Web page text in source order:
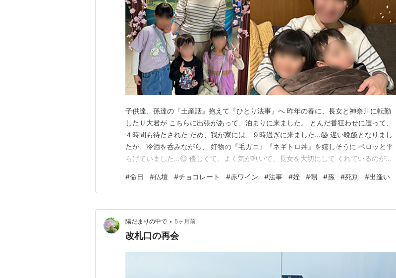
子供達、孫達の『土産話』抱えて『ひとり法事』へ 昨年の春に、長女と神奈川に転勤
したＵ大君が こちらに出張があって、泊まりに来ました。 とんだ番狂わせに遭って、
４時間も待たされた ため、我が家には、９時過ぎに来ました…😱 遅い晩飯となりまし
たが、冷酒を呑みながら、 好物の『毛ガニ』『ネギトロ丼』を嬉しそうに ペロッと平
らげていました…😋 優しくて、よく気が利いて、長女を大切にして くれているのが、
(長女と) 一緒に遊びにきます』と、 云って、昨日帰っていきました。 長女は、群馬に
いる長男家族の家に、泊まりに いって、…
#命日 #仏壇 #チョコレート #赤ワイン #法事 #姪 #甥 #孫 #死別 #出逢い
陽だまりの中で • 5ヶ月前
改札口の再会